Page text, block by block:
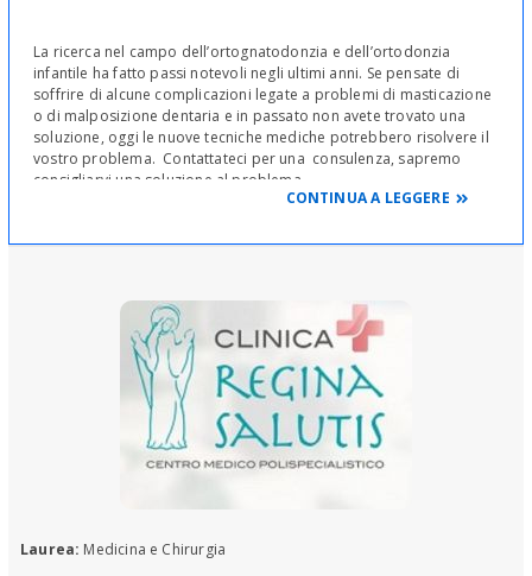
La ricerca nel campo dell’ortognatodonzia e dell’ortodonzia
infantile ha fatto passi notevoli negli ultimi anni. Se pensate di
soffrire di alcune complicazioni legate a problemi di masticazione
o di malposizione dentaria e in passato non avete trovato una
soluzione, oggi le nuove tecniche mediche potrebbero risolvere il
vostro problema. Contattateci per una consulenza, sapremo
consigliarvi una soluzione al problema.
CONTINUA A LEGGERE
Laurea: Medicina e Chirurgia